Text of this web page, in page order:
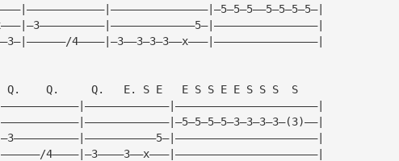
4————|—3——3—3—3——x———|————————————————|
Q.    Q.     Q.   E. S E   E S S E E S S S  S
4————|—3————3——x———|——————————————————————|